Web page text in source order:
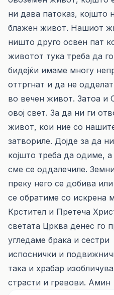
ни дава патоказ, којшто
блажен живот. Нашиот
ништо друго освен пат
животот тука треба да
бидејќи имаме многу
оттргнат и да не
во вечен живот. Затоа и
овој свет. За да ни ги
живот, кои ние со
затвориле. Дојде за да
којшто треба да одиме,
сме се оддалечиле.
преку него се добива
се обратиме со искрена
Крстител и Претеча
светата Црква денес го
угледаме брака и
испоснички и
така и храбар
страсти и гревови. Амин